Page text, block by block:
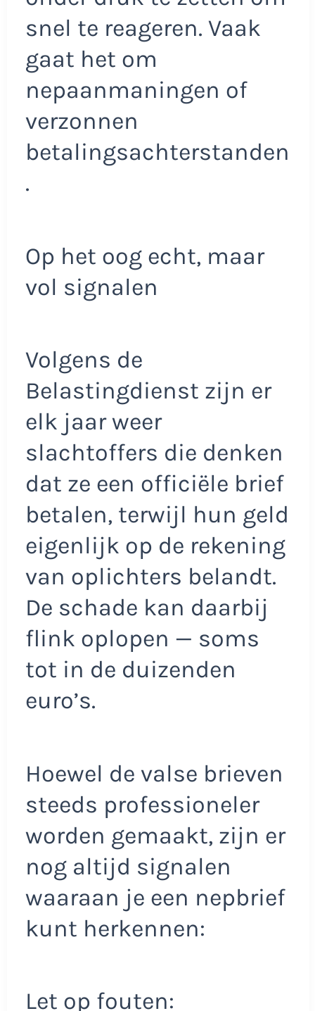
snel te reageren. Vaak
gaat het om
nepaanmaningen of
verzonnen
betalingsachterstanden
.
Op het oog echt, maar
vol signalen
Volgens de
Belastingdienst zijn er
elk jaar weer
slachtoffers die denken
dat ze een officiële brief
betalen, terwijl hun geld
eigenlijk op de rekening
van oplichters belandt.
De schade kan daarbij
flink oplopen — soms
tot in de duizenden
euro’s.
Hoewel de valse brieven
steeds professioneler
worden gemaakt, zijn er
nog altijd signalen
waaraan je een nepbrief
kunt herkennen:
Let op fouten: